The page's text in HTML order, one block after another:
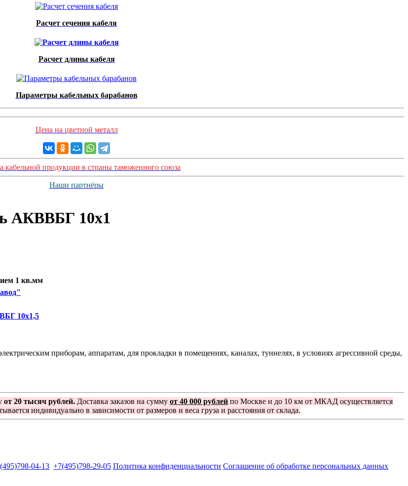
Расчет сечения кабеля
Расчет длины кабеля
Параметры кабельных барабанов
Цена на цветной металл
кабельной продукции в страны таможенного союза
Наши партнёры
АКВВБГ 10х1
1 кв.мм
10х1,5
приборам, аппаратам, для прокладки в помещениях, каналах, туннелях, в условиях агрессивной среды,
от 20 тысяч рублей. Доставка заказов на сумму от 40 000 рублей по Москве и до 10 км от МКАД осуществляется
индивидуально в зависимости от размеров и веса груза и расстояния от склада.
04-13 +7(495)798-29-05 Политика конфиденциальности Соглашение об обработке персональных данных